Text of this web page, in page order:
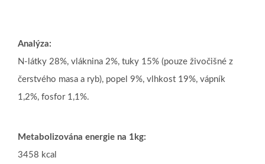
Analýza:
N-látky 28%, vláknina 2%, tuky 15% (pouze živočišné z
čerstvého masa a ryb), popel 9%, vlhkost 19%, vápník
1,2%, fosfor 1,1%.
Metabolizována energie na 1kg:
3458 kcal